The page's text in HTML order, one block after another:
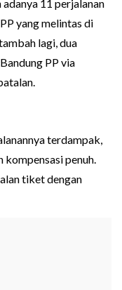
11 perjalanan
yang melintas di
lagi, dua
PP via
terdampak,
penuh.
tiket dengan